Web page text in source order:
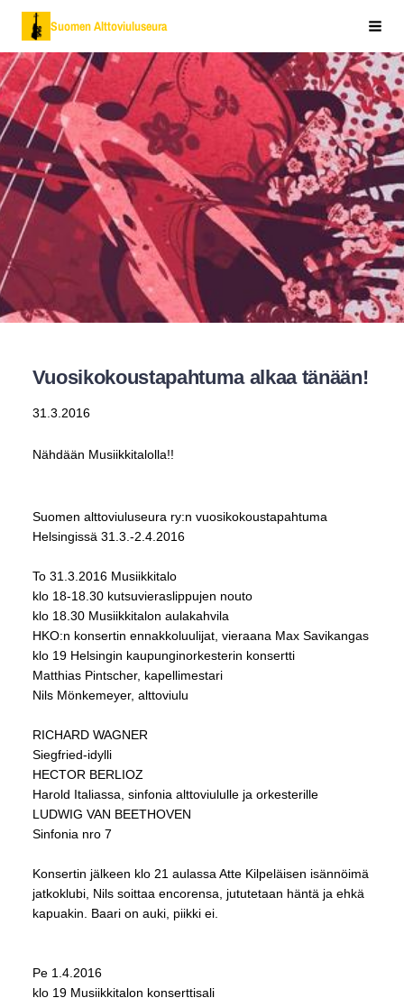
Siirry
sivun
sisältöön
Suomen Alttoviuluseura
Vuosikokoustapahtuma alkaa tänään!
31.3.2016
Nähdään Musiikkitalolla!!
Suomen alttoviuluseura ry:n vuosikokoustapahtuma
Helsingissä 31.3.-2.4.2016
To 31.3.2016 Musiikkitalo
klo 18-18.30 kutsuvieraslippujen nouto
klo 18.30 Musiikkitalon aulakahvila
HKO:n konsertin ennakkoluulijat, vieraana Max Savikangas
klo 19 Helsingin kaupunginorkesterin konsertti
Matthias Pintscher, kapellimestari
Nils Mönkemeyer, alttoviulu
RICHARD WAGNER
Siegfried-idylli
HECTOR BERLIOZ
Harold Italiassa, sinfonia alttoviululle ja orkesterille
LUDWIG VAN BEETHOVEN
Sinfonia nro 7
Konsertin jälkeen klo 21 aulassa Atte Kilpeläisen isännöimä
jatkoklubi, Nils soittaa encorensa, jututetaan häntä ja ehkä
kapuakin. Baari on auki, piikki ei.
Pe 1.4.2016
klo 19 Musiikkitalon konserttisali